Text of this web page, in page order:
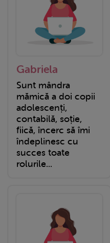
Gabriela
Sunt mândra
mămică a doi copii
adolescenți,
contabilă, soție,
fiică, încerc să îmi
îndeplinesc cu
succes toate
rolurile...